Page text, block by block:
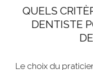
QUELS
DENTISTE
Le choix du